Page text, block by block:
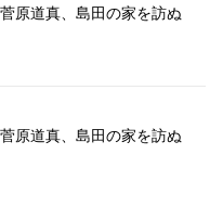
原道真、島田の家を訪ぬ
原道真、島田の家を訪ぬ